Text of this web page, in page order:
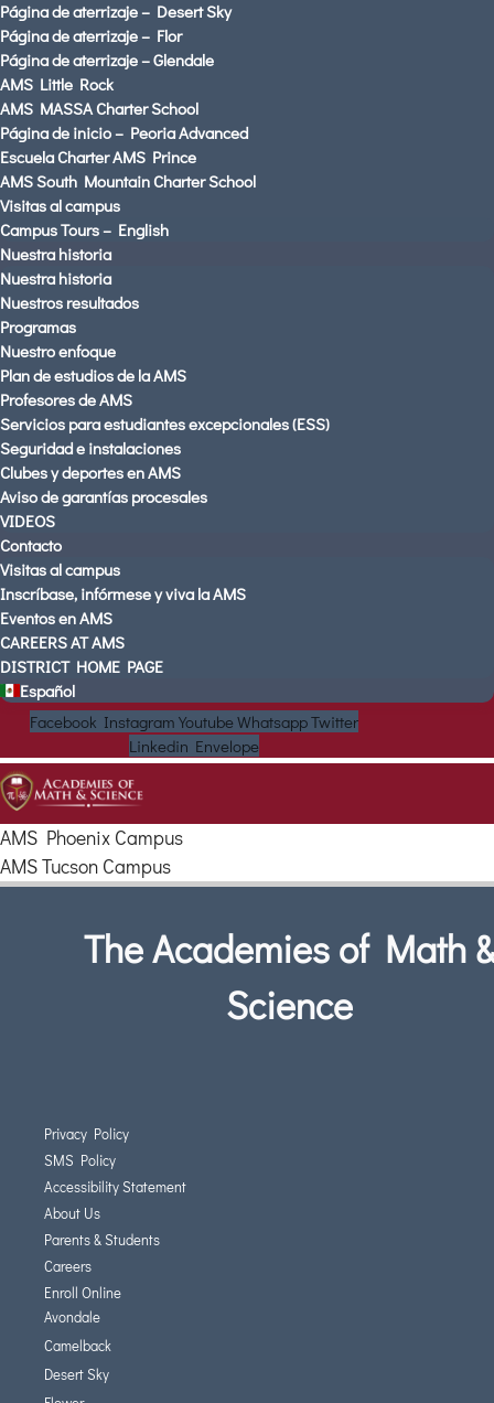
Página de aterrizaje – Desert Sky
Página de aterrizaje – Flor
Página de aterrizaje – Glendale
AMS Little Rock
AMS MASSA Charter School
Página de inicio – Peoria Advanced
Escuela Charter AMS Prince
AMS South Mountain Charter School
Visitas al campus
Campus Tours – English
Nuestra historia
Nuestra historia
Nuestros resultados
Programas
Nuestro enfoque
Plan de estudios de la AMS
Profesores de AMS
Servicios para estudiantes excepcionales (ESS)
Seguridad e instalaciones
Clubes y deportes en AMS
Aviso de garantías procesales
VIDEOS
Contacto
Visitas al campus
Inscríbase, infórmese y viva la AMS
Eventos en AMS
CAREERS AT AMS
DISTRICT HOME PAGE
Español
Facebook Instagram Youtube WhatsappTwitter
Linkedin Envelope
AMS Phoenix Campus
AMS Tucson Campus
The Academies of Math &
Science
Privacy Policy
SMS Policy
Accessibility Statement
About Us
Parents & Students
Careers
Enroll Online
Avondale
Camelback
Desert Sky